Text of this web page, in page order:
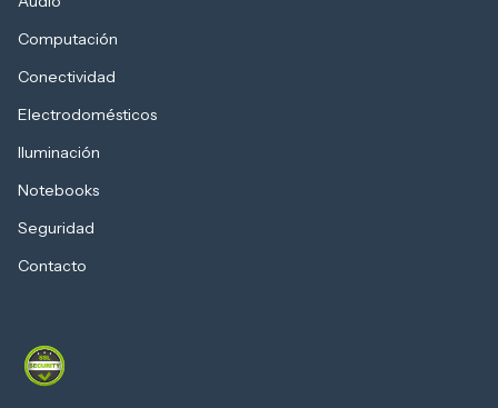
Computación
Conectividad
Electrodomésticos
Iluminación
Notebooks
Seguridad
Contacto